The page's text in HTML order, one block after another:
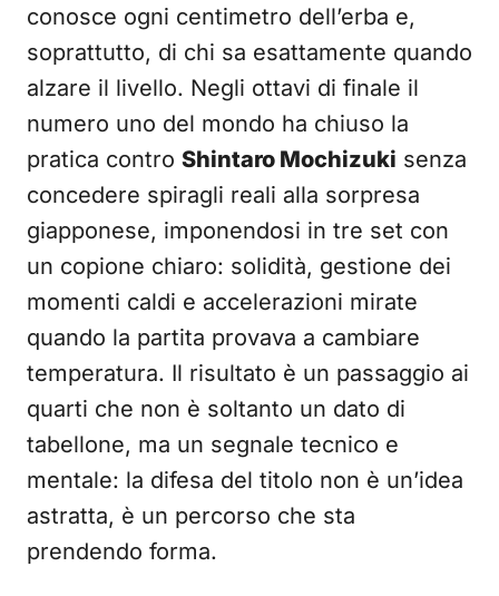
conosce ogni centimetro dell’erba e,
soprattutto, di chi sa esattamente quando
alzare il livello. Negli ottavi di finale il
numero uno del mondo ha chiuso la
pratica contro Shintaro Mochizuki senza
concedere spiragli reali alla sorpresa
giapponese, imponendosi in tre set con
un copione chiaro: solidità, gestione dei
momenti caldi e accelerazioni mirate
quando la partita provava a cambiare
temperatura. Il risultato è un passaggio ai
quarti che non è soltanto un dato di
tabellone, ma un segnale tecnico e
mentale: la difesa del titolo non è un’idea
astratta, è un percorso che sta
prendendo forma.